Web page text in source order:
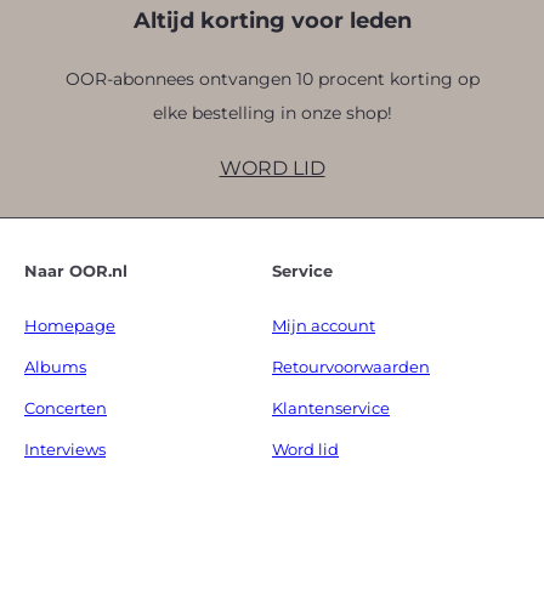
Altijd korting voor leden
OOR-abonnees ontvangen 10 procent korting op
elke bestelling in onze shop!
WORD LID
Naar OOR.nl
Homepage
Albums
Concerten
Interviews
Service
Mijn account
Retourvoorwaarden
Klantenservice
Word lid